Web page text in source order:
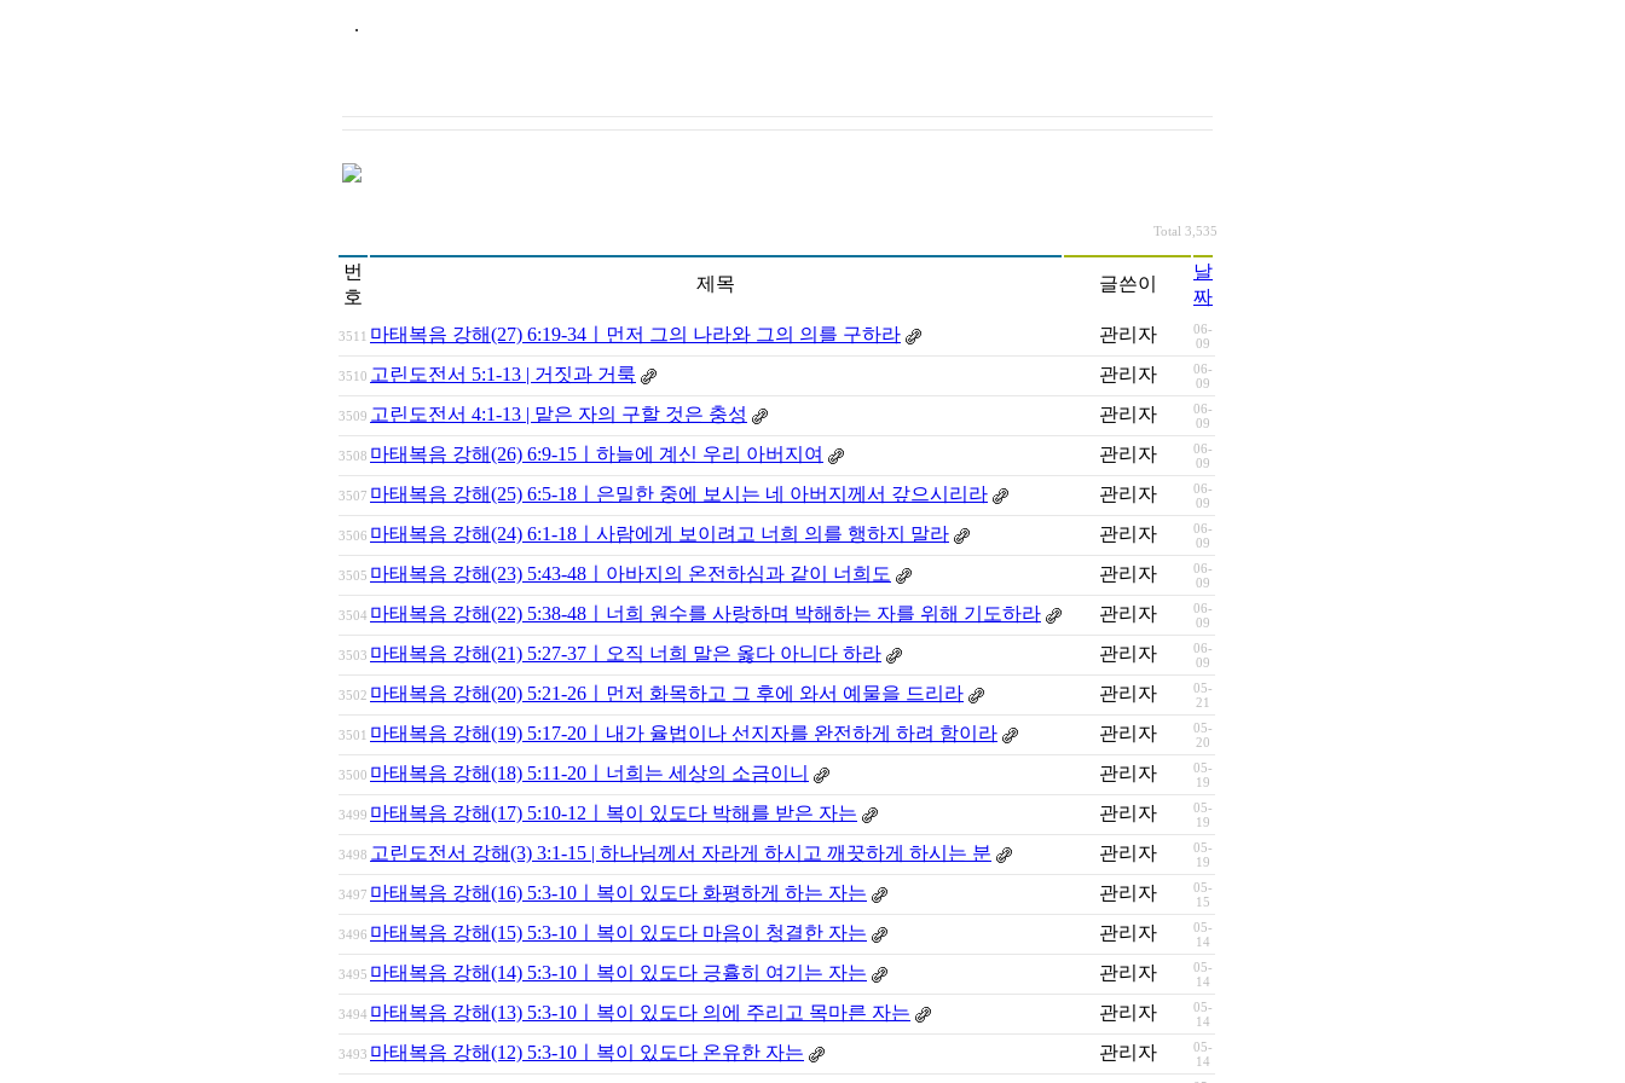
.
Total 3,535
번
호
제목 글쓴이
날
짜
3511 마태복음 강해(27) 6:19-34ㅣ먼저 그의 나라와 그의 의를 구하라 관리자
06-
09
3510 고린도전서 5:1-13 | 거짓과 거룩 관리자
06-
09
3509 고린도전서 4:1-13 | 맡은 자의 구할 것은 충성 관리자
06-
09
3508 마태복음 강해(26) 6:9-15ㅣ하늘에 계신 우리 아버지여 관리자
06-
09
3507 마태복음 강해(25) 6:5-18ㅣ은밀한 중에 보시는 네 아버지께서 갚으시리라 관리자
06-
09
3506 마태복음 강해(24) 6:1-18ㅣ사람에게 보이려고 너희 의를 행하지 말라 관리자
06-
09
3505 마태복음 강해(23) 5:43-48ㅣ아바지의 온전하심과 같이 너희도 관리자
06-
09
3504 마태복음 강해(22) 5:38-48ㅣ너희 원수를 사랑하며 박해하는 자를 위해 기도하라 관리자
06-
09
3503 마태복음 강해(21) 5:27-37ㅣ오직 너희 말은 옳다 아니다 하라 관리자
06-
09
3502 마태복음 강해(20) 5:21-26ㅣ먼저 화목하고 그 후에 와서 예물을 드리라 관리자
05-
21
3501 마태복음 강해(19) 5:17-20ㅣ내가 율법이나 선지자를 완전하게 하려 함이라 관리자
05-
20
3500 마태복음 강해(18) 5:11-20ㅣ너희는 세상의 소금이니 관리자
05-
19
3499 마태복음 강해(17) 5:10-12ㅣ복이 있도다 박해를 받은 자는 관리자
05-
19
3498 고린도전서 강해(3) 3:1-15 | 하나님께서 자라게 하시고 깨끗하게 하시는 분 관리자
05-
19
3497 마태복음 강해(16) 5:3-10ㅣ복이 있도다 화평하게 하는 자는 관리자
05-
15
3496 마태복음 강해(15) 5:3-10ㅣ복이 있도다 마음이 청결한 자는 관리자
05-
14
3495 마태복음 강해(14) 5:3-10ㅣ복이 있도다 긍휼히 여기는 자는 관리자
05-
14
3494 마태복음 강해(13) 5:3-10ㅣ복이 있도다 의에 주리고 목마른 자는 관리자
05-
14
3493 마태복음 강해(12) 5:3-10ㅣ복이 있도다 온유한 자는 관리자
05-
14